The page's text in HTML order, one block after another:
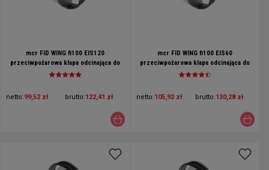
mcr FID WING fi100 EIS120
przeciwpożarowa klapa odcinająca do
systemów wetylacji bytowej
netto:99,52 zł brutto:122,41 zł
mcr FID WING fi100 EIS60
przeciwpożarowa klapa odcinająca do
systemów wetylacji bytowej
netto:105,92 zł brutto:130,28 zł